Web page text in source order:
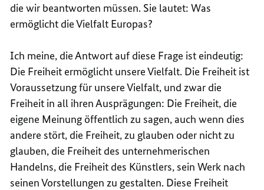
die wir beantworten müssen. Sie lautet: Was
ermöglicht die Vielfalt Europas?
Ich meine, die Antwort auf diese Frage ist eindeutig:
Die Freiheit ermöglicht unsere Vielfalt. Die Freiheit ist
Voraussetzung für unsere Vielfalt, und zwar die
Freiheit in all ihren Ausprägungen: Die Freiheit, die
eigene Meinung öffentlich zu sagen, auch wenn dies
andere stört, die Freiheit, zu glauben oder nicht zu
glauben, die Freiheit des unternehmerischen
Handelns, die Freiheit des Künstlers, sein Werk nach
seinen Vorstellungen zu gestalten. Diese Freiheit